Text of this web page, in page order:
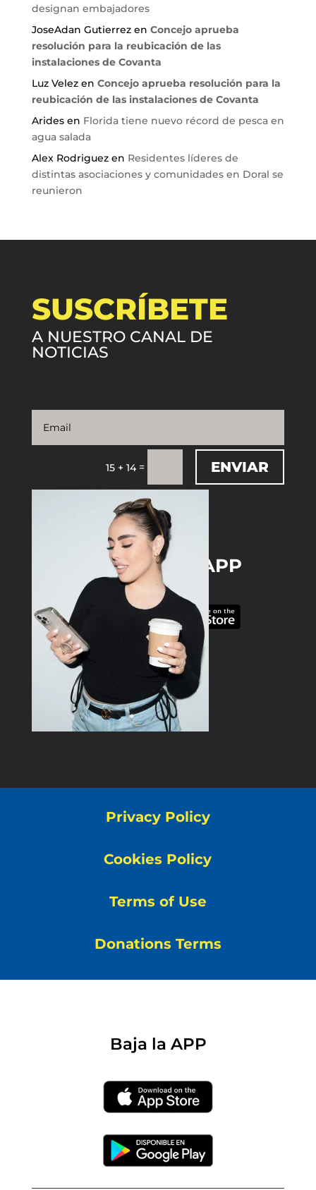
designan embajadores
JoseAdan Gutierrezen Concejo aprueba
resolución para la reubicación de las
instalaciones de Covanta
Luz Velezen Concejo aprueba resolución para la
reubicación de las instalaciones de Covanta
Aridesen Florida tiene nuevo récord de pesca en
agua salada
Alex Rodriguezen Residentes líderes de
distintas asociaciones y comunidades en Doral se
reunieron
SUSCRÍBETE
A NUESTRO CANAL DE
NOTICIAS
15 + 14= ENVIAR
DOWNLOAD THE APP
Privacy Policy
Cookies Policy
Terms of Use
Donations Terms
Baja la APP